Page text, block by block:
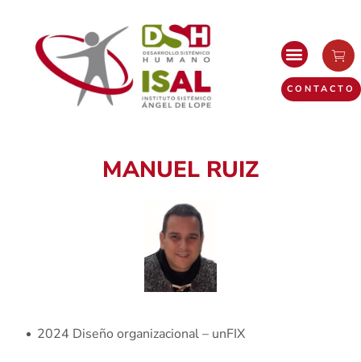
CONTACTO
MANUEL RUIZ
2024 Diseño organizacional – unFIX